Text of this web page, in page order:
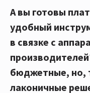
А вы готовы
удобный
в связке с
производителей
бюджетные, но,
лаконичные